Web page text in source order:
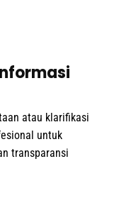
atau klarifikasi
untuk
transparansi